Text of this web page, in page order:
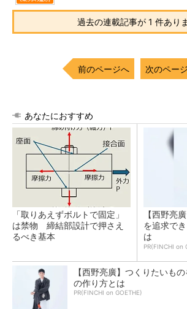
過去の連載記事が 1 件あり
前のページへ 次のペー
あなたにおすすめ
「取りあえずボルトで固定」
は禁物 締結部設計で押さえ
るべき基本
【西野亮
を追求で
は
PR(FINCHI on
【西野亮廣】つくりたいも
の作り方とは
PR(FINCHI on GOETHE)